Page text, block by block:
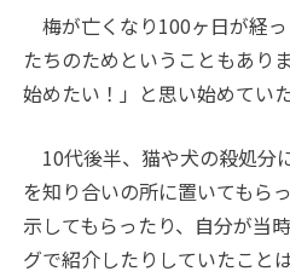
梅が亡くなり100ヶ日が経
たちのためということもあり
始めたい！」と思い始めてい
10代後半、猫や犬の殺処分
を知り合いの所に置いてもら
示してもらったり、自分が当
グで紹介したりしていたこと